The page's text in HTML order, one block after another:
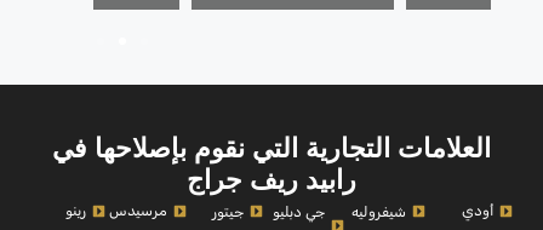
العلامات التجارية التي نقوم بإصلاحها في
رابيد ريف جراج
أودي شيفروليه
جي دبليو
جيتور مرسيدس رينو